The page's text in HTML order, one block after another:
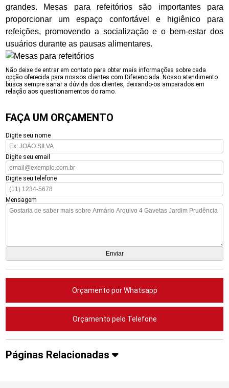
grandes. Mesas para refeitórios são importantes para
proporcionar um espaço confortável e higiênico para
refeições, promovendo a socialização e o bem-estar dos
usuários durante as pausas alimentares.
Não deixe de entrar em contato para obter mais informações sobre cada
opção oferecida para nossos clientes com Diferenciada. Nosso atendimento
busca sempre sanar a dúvida dos clientes, deixando-os amparados em
relação aos questionamentos do ramo.
FAÇA UM ORÇAMENTO
Digite seu nome
Digite seu email
Digite seu telefone
Mensagem
Orçamento por Whatsapp
Orçamento pelo Telefone
Páginas Relacionadas